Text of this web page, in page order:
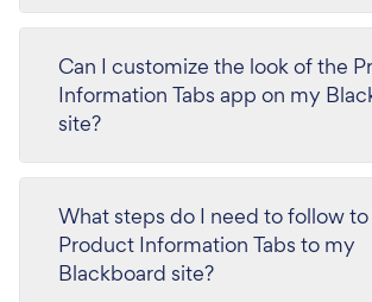
Can I customize the look of the
Information Tabs app on my
site?
What steps do I need to follow
Product Information Tabs to my
Blackboard site?